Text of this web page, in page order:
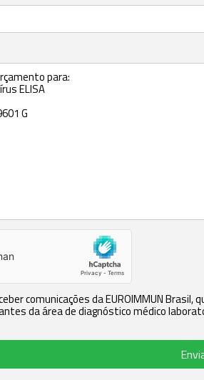
comunicações da EUROIMMUN
da área de diagnóstico médico